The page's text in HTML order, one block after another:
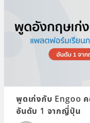
พูดเก่งกับ Engoo
อันดับ 1 จากญี่ปุ่น